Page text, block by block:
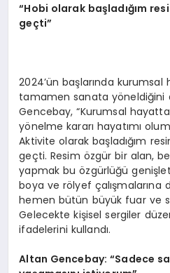
“Hobi olarak başladığım
geçti”
2024’ün başlarında kurumsal
tamamen sanata yöneldiğini
Gencebay, “Kurumsal
yönelme kararı hayatımı
Aktivite olarak başladığım
geçti. Resim özgür bir alan,
yapmak bu özgürlüğü
boya ve rölyef çalışmalarına
hemen bütün büyük fuar ve
Gelecekte kişisel sergiler
ifadelerini kullandı.
Altan Gencebay: “Sadece